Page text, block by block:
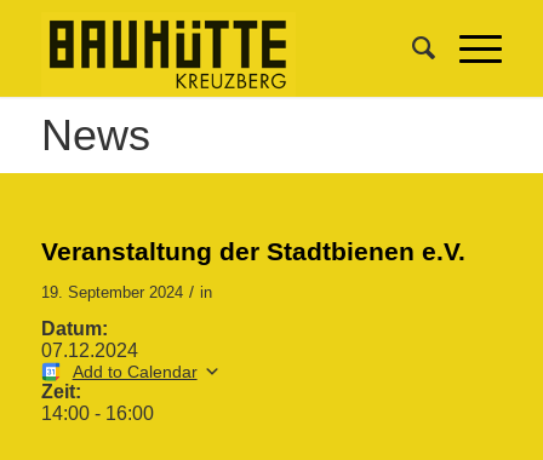
News
Veranstaltung der Stadtbienen e.V.
19. September 2024 / in
Datum:
07.12.2024
Add to Calendar
Zeit:
14:00- 16:00